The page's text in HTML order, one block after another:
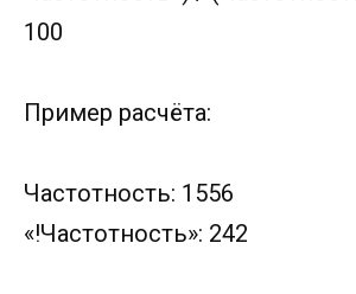
100
Пример расчёта:
Частотность: 1556
«!Частотность»: 242